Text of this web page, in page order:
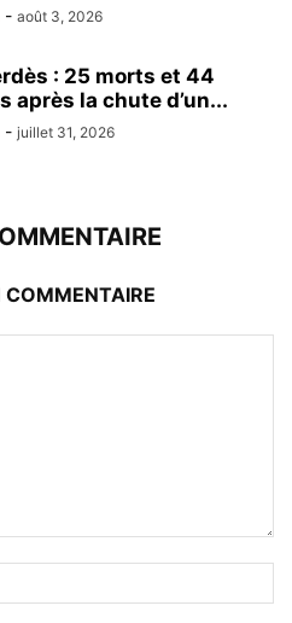
- août 3, 2026
: 25 morts et 44
après la chute d’un...
- juillet 31, 2026
COMMENTAIRE